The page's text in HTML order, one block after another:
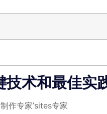
技术和最佳实
作专家’sites专家